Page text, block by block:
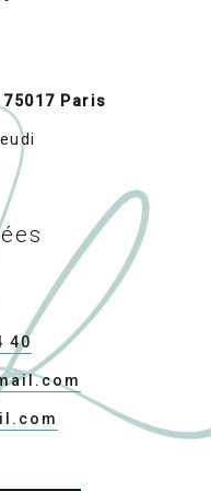
Paris
40